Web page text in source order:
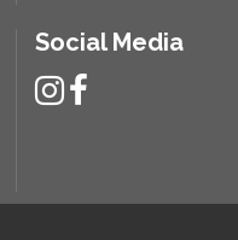
Social Media